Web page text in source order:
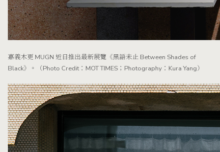
嘉義木更 MUGN 近日推出最新展覽《黑語未止 Between Shades of
Black》。（Photo Credit：MOT TIMES；Photography：Kura Yang）